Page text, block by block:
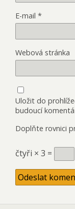
E-mail *
Webová stránka
Uložit do
budoucí
Doplňte rovnici
čtyři × 3 =